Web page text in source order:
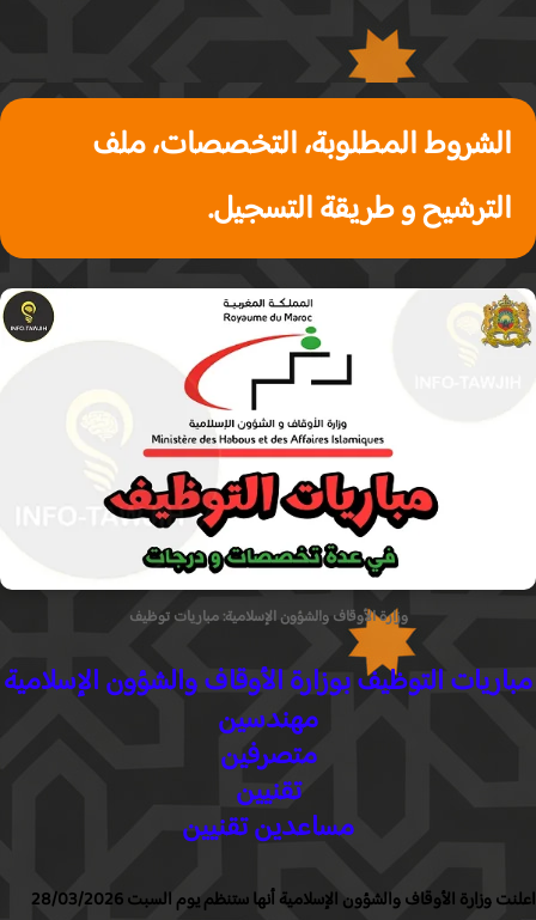
الشروط المطلوبة، التخصصات، ملف
الترشيح و طريقة التسجيل.
وزارة الأوقاف والشؤون الإسلامية: مباريات توظيف
التوظيف بوزارة الأوقاف والشؤون الإسلامية
مهندسين
متصرفين
تقنيين
مساعدين تقنيين
اعلنت وزارة الأوقاف والشؤون الإسلامية أنها ستنظم يوم السبت 28/03/2026